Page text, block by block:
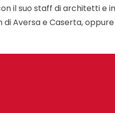
il suo staff di architetti e
Aversa e Caserta,